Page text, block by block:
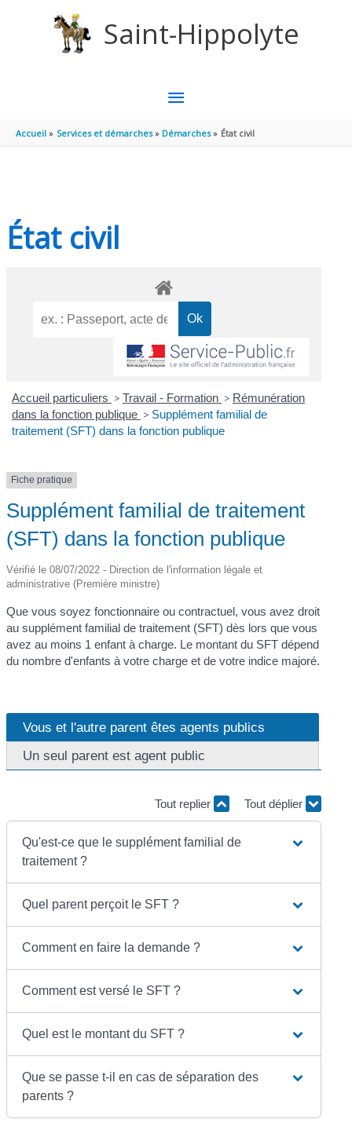
Saint-Hippolyte
MENU
PRINCIPAL
Accueil Services et démarches Démarches État civil
État civil
Accueil particuliers > Travail - Formation > Rémunération
dans la fonction publique > Supplément familial de
traitement (SFT) dans la fonction publique
Fiche pratique
Supplément familial de traitement
(SFT) dans la fonction publique
Vérifié le 08/07/2022 - Direction de l'information légale et
administrative (Première ministre)
Que vous soyez fonctionnaire ou contractuel, vous avez droit
au supplément familial de traitement (SFT) dès lors que vous
avez au moins 1 enfant à charge. Le montant du SFT dépend
du nombre d'enfants à votre charge et de votre indice majoré.
Vous et l'autre parent êtes agents publics
Un seul parent est agent public
Tout replier Tout déplier
Qu'est-ce que le supplément familial de
traitement ?
Quel parent perçoit le SFT ?
Comment en faire la demande ?
Comment est versé le SFT ?
Quel est le montant du SFT ?
Que se passe t-il en cas de séparation des
parents ?